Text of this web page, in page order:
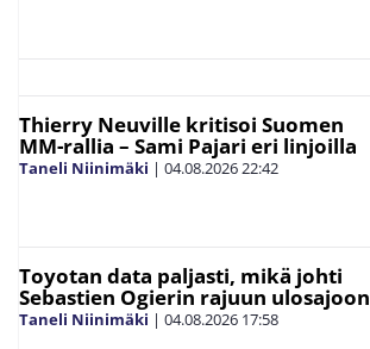
Thierry Neuville kritisoi Suomen
MM-rallia – Sami Pajari eri linjoilla
Taneli Niinimäki | 04.08.202622:42
Toyotan data paljasti, mikä johti
Sebastien Ogierin rajuun ulosajoon
Taneli Niinimäki | 04.08.2026 17:58